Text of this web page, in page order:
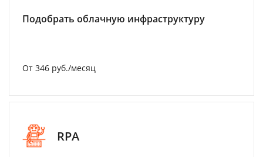
Подобрать облачную инфраструктуру
От 346 руб./месяц
RPA